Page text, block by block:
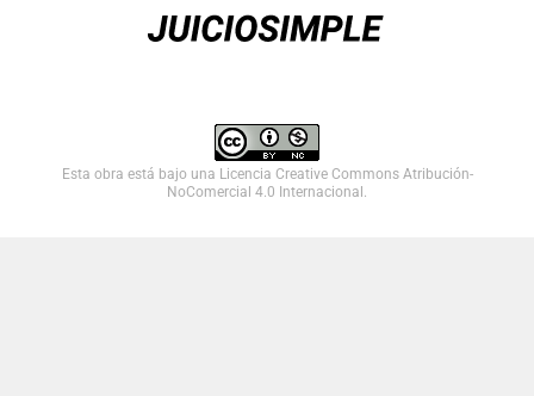
Esta obra está bajo una Licencia Creative Commons Atribución-
NoComercial 4.0 Internacional